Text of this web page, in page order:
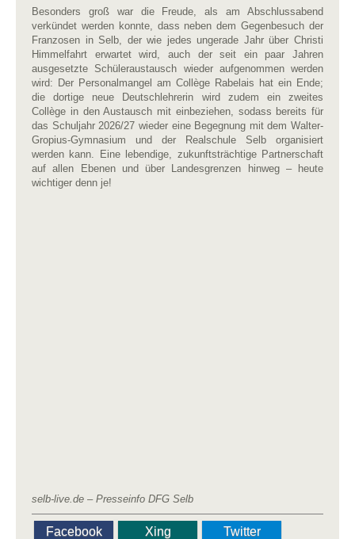
Besonders groß war die Freude, als am Abschlussabend
verkündet werden konnte, dass neben dem Gegenbesuch der
Franzosen in Selb, der wie jedes ungerade Jahr über Christi
Himmelfahrt erwartet wird, auch der seit ein paar Jahren
ausgesetzte Schüleraustausch wieder aufgenommen werden
wird: Der Personalmangel am Collège Rabelais hat ein Ende;
die dortige neue Deutschlehrerin wird zudem ein zweites
Collège in den Austausch mit einbeziehen, sodass bereits für
das Schuljahr 2026/27 wieder eine Begegnung mit dem Walter-
Gropius-Gymnasium und der Realschule Selb organisiert
werden kann. Eine lebendige, zukunftsträchtige Partnerschaft
auf allen Ebenen und über Landesgrenzen hinweg – heute
wichtiger denn je!
selb-live.de – Presseinfo DFG Selb
Facebook Xing
Twitter